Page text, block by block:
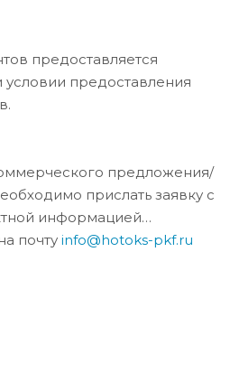
предоставляется
условии предоставления
предложения/
прислать заявку с
информацией
почту info@hotoks-pkf.ru